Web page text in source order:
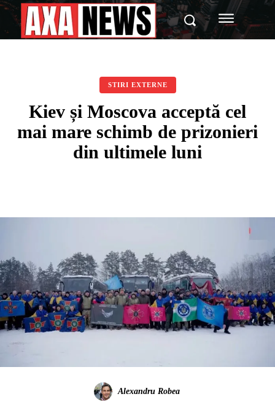
STIRI EXTERNE
Kiev și Moscova acceptă cel
mai mare schimb de prizonieri
din ultimele luni
Alexandru Robea